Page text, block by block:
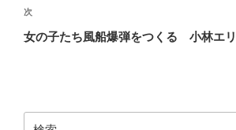
ビ
ゲ
ン
稿
次
の
次
女の子たち風船爆弾をつくる 小林エ